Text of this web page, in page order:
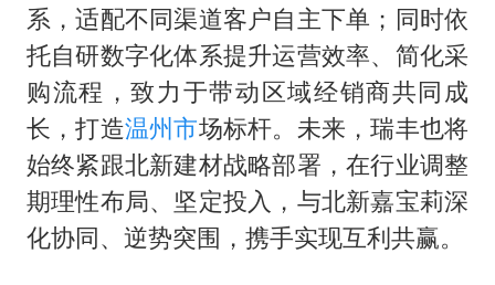
系，适配不同渠道客户自主下单；同时依
托自研数字化体系提升运营效率、简化采
购流程，致力于带动区域经销商共同成
长，打造温州市场标杆。未来，瑞丰也将
始终紧跟北新建材战略部署，在行业调整
期理性布局、坚定投入，与北新嘉宝莉深
化协同、逆势突围，携手实现互利共赢。